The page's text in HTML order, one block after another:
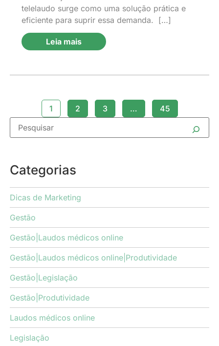
telelaudo surge como uma solução prática e
eficiente para suprir essa demanda. […]
Leia mais
1 2 3 … 45
Categorias
Dicas de Marketing
Gestão
Gestão|Laudos médicos online
Gestão|Laudos médicos online|Produtividade
Gestão|Legislação
Gestão|Produtividade
Laudos médicos online
Legislação